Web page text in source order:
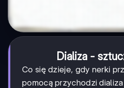
Dializa -
Co się dzieje, gdy nerki
pomocą przychodzi